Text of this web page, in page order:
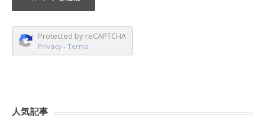
Protected by reCAPTCHA
Privacy - Terms
人気記事